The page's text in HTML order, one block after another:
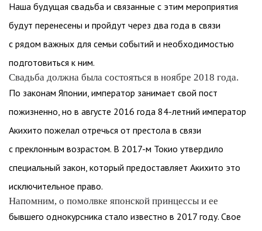
Наша будущая свадьба и связанные с этим мероприятия
будут перенесены и пройдут через два года в связи
с рядом важных для семьи событий и необходимостью
подготовиться к ним.
Свадьба должна была состояться в ноябре 2018 года.
По законам Японии, император занимает свой пост
пожизненно, но в августе 2016 года 84-летний император
Акихито пожелал отречься от престола в связи
с преклонным возрастом. В 2017-м Токио утвердило
специальный закон, который предоставляет Акихито это
исключительное право.
Напомним, о помолвке японской принцессы и ее
бывшего однокурсника стало известно в 2017 году. Свое